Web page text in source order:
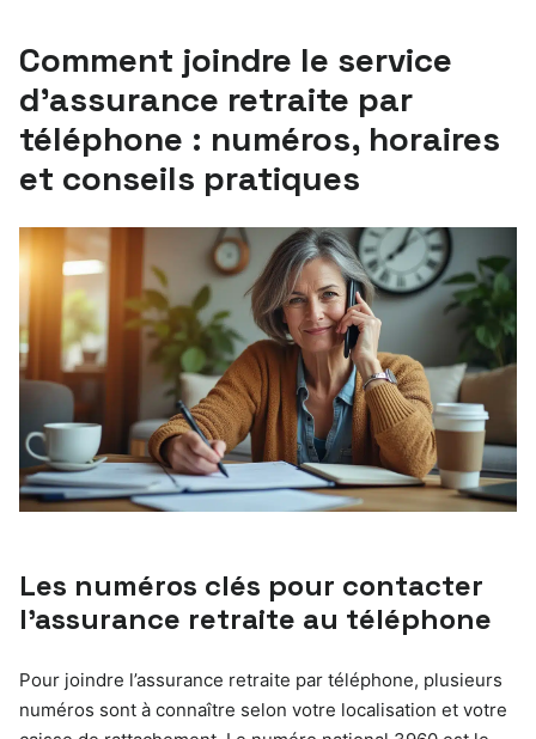
Comment joindre le service
d’assurance retraite par
téléphone : numéros, horaires
et conseils pratiques
Les numéros clés pour contacter
l’assurance retraite au téléphone
Pour joindre l’assurance retraite par téléphone, plusieurs
numéros sont à connaître selon votre localisation et votre